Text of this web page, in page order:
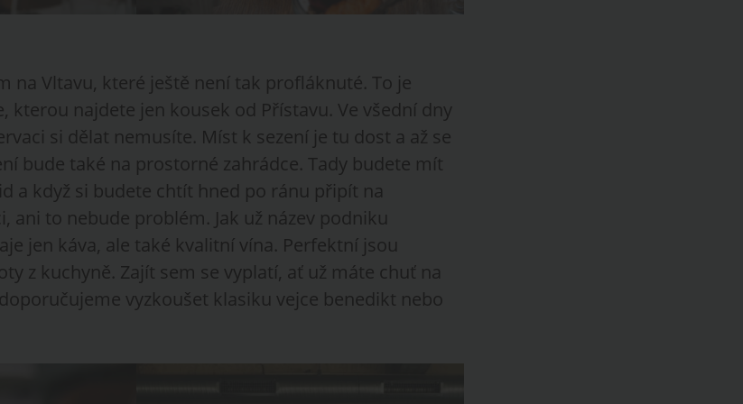
na Vltavu, které ještě není tak profláknuté. To je
kterou najdete jen kousek od Přístavu. Ve všední dny
si dělat nemusíte. Míst k sezení je tu dost a až se
bude také na prostorné zahrádce. Tady budete mít
a když si budete chtít hned po ránu připít na
ani to nebude problém. Jak už název podniku
jen káva, ale také kvalitní vína. Perfektní jsou
z kuchyně. Zajít sem se vyplatí, ať už máte chuť na
vyzkoušet klasiku vejce benedikt nebo